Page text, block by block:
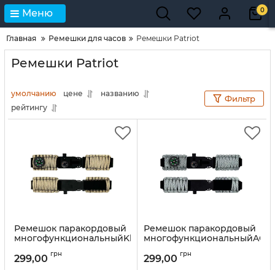
Меню 0
Главная Ремешки для часов Ремешки Patriot
Ремешки Patriot
умолчанию цене
названию
рейтингу
Фильтр
Ремешок паракордовый
многофункциональныйKhaki
299,00 грн
Ремешок паракордовый
многофункциональныйACU
299,00 грн